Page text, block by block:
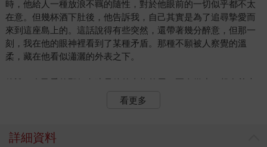
時，他給人一種放浪不羈的隨性，對於他眼前的一切似乎都不太
在意。但幾杯酒下肚後，他告訴我，自己其實是為了追尋摯愛而
來到這座島上的。這話說得有些突然，還帶著幾分醉意，但那一
刻，我在他的眼神裡看到了某種矛盾。那種不願被人察覺的溫
柔，藏在他看似瀟灑的外表之下。
他說，自己愛的那個女孩是他的青梅竹馬，兩人從小一起在義大
利的西西里島長大。大學畢業後，女孩到了世界各地旅行，探索
修微微低頭，語氣帶著些許無奈的笑意，「後來，她真的離開
看更多
詳細資料